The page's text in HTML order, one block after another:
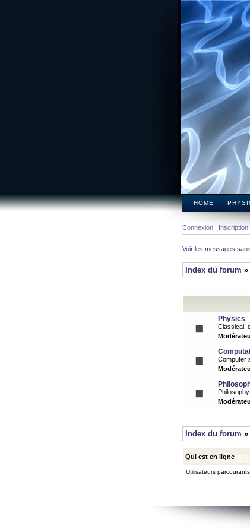
HOME
Connexion Inscription
Voir les messages
Index du forum »
Physics
Classical,
Computer
Index du forum »
Qui est en ligne
Utilisateurs